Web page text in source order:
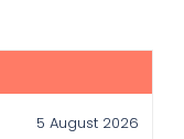
5 August 2026